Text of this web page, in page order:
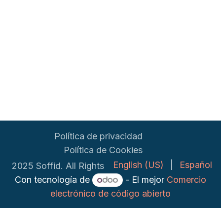
Política de privacidad
Política de Cookies
2025 Soffid. All Rights
English (US)
Español
Con tecnología de
- El mejor Comercio
electrónico de código abierto